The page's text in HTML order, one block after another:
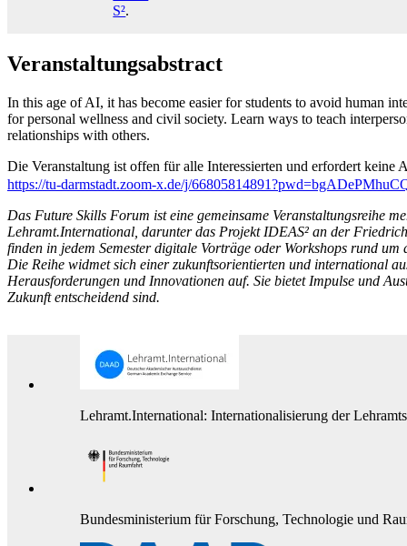
S².
Veranstaltungsabstract
In this age of AI, it has become easier for students to avoid human
for personal wellness and civil society. Learn ways to teach
relationships with others.
Die Veranstaltung ist offen für alle Interessierten und erfordert keine
https://tu-darmstadt.zoom-x.de/j/
Das Future Skills Forum ist eine gemeinsame Veranstaltungsreihe
Lehramt.International, darunter das Projekt IDEAS² an der
finden in jedem Semester digitale Vorträge oder Workshops rund
Die Reihe widmet sich einer zukunftsorientierten und international
Herausforderungen und Innovationen auf. Sie bietet Impulse und
Zukunft entscheidend sind.
Lehramt.International: Internationalisierung der
Bundesministerium für Forschung, Technologie und